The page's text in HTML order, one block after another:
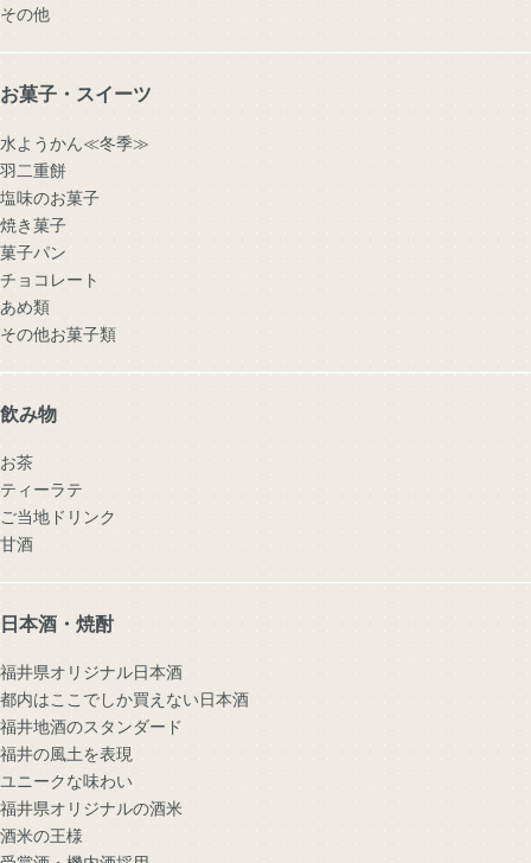
その他
お菓子・スイーツ
水ようかん≪冬季≫
羽二重餅
塩味のお菓子
焼き菓子
菓子パン
チョコレート
あめ類
その他お菓子類
飲み物
お茶
ティーラテ
ご当地ドリンク
甘酒
日本酒・焼酎
福井県オリジナル日本酒
都内はここでしか買えない日本酒
福井地酒のスタンダード
福井の風土を表現
ユニークな味わい
福井県オリジナルの酒米
酒米の王様